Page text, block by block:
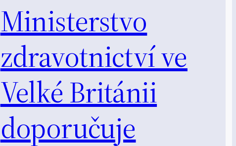
Ministerstvo
zdravotnictví ve
Velké Británii
doporučuje